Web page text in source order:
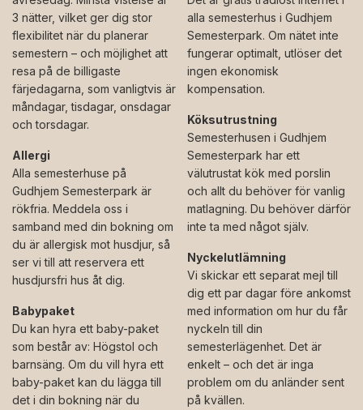
3 nätter, vilket ger dig stor
flexibilitet när du planerar
semestern – och möjlighet att
resa på de billigaste
färjedagarna, som vanligtvis är
måndagar, tisdagar, onsdagar
och torsdagar.
Allergi
Alla semesterhuse på
Gudhjem Semesterpark är
rökfria. Meddela oss i
samband med din bokning om
du är allergisk mot husdjur, så
ser vi till att reservera ett
husdjursfri hus åt dig.
Babypaket
Du kan hyra ett baby-paket
som består av: Högstol och
barnsäng. Om du vill hyra ett
baby-paket kan du lägga till
det i din bokning när du
alla semesterhus i Gudhjem
Semesterpark. Om nätet inte
fungerar optimalt, utlöser det
ingen ekonomisk
kompensation.
Köksutrustning
Semesterhusen i Gudhjem
Semesterpark har ett
välutrustat kök med porslin
och allt du behöver för vanlig
matlagning. Du behöver därför
inte ta med något själv.
Nyckelutlämning
Vi skickar ett separat mejl till
dig ett par dagar före ankomst
med information om hur du får
nyckeln till din
semesterlägenhet. Det är
enkelt – och det är inga
problem om du anländer sent
på kvällen.